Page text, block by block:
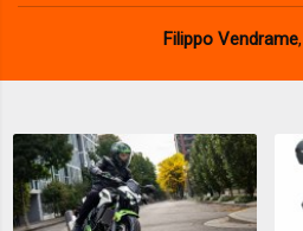
Filippo Vendrame,